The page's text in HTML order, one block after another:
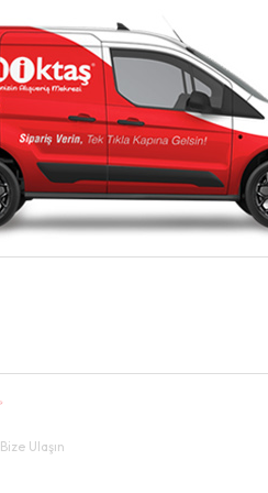
Bize Ulaşın